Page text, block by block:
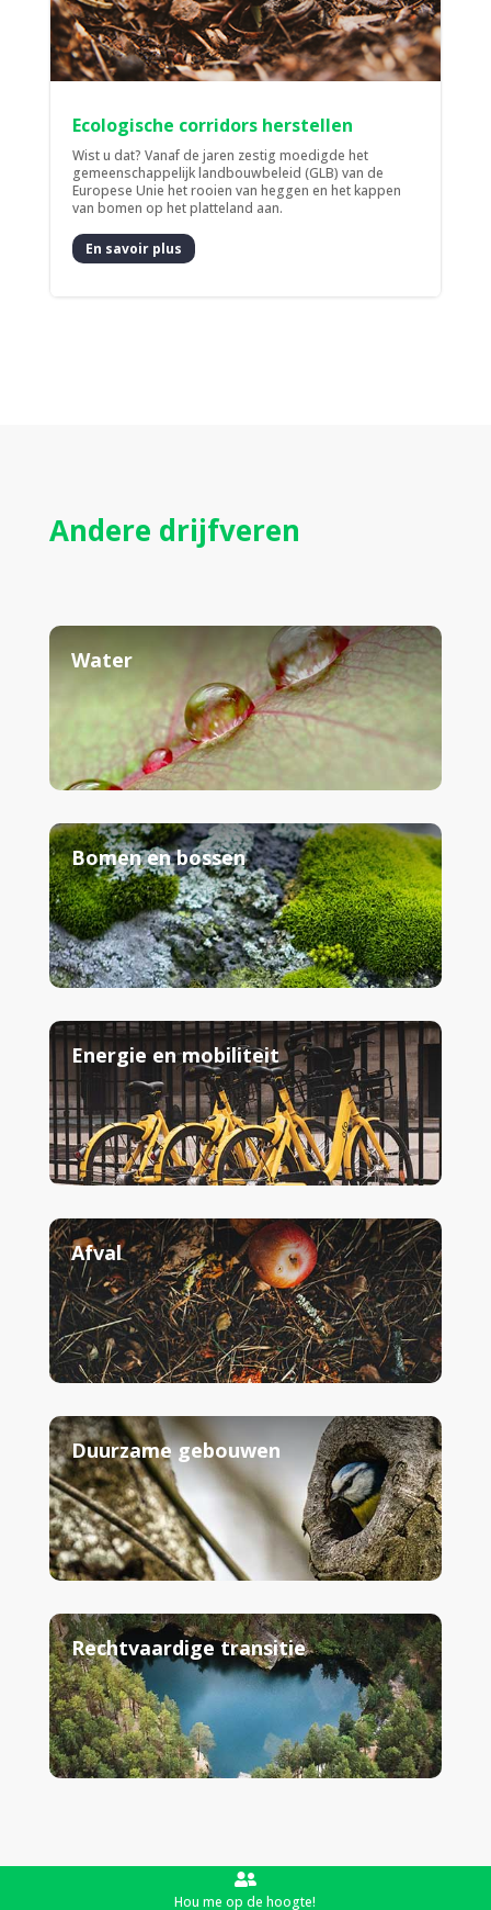
Ecologische corridors herstellen
Wist u dat? Vanaf de jaren zestig moedigde het
gemeenschappelijk landbouwbeleid (GLB) van de
Europese Unie het rooien van heggen en het kappen
van bomen op het platteland aan.
En savoir plus
Andere drijfveren
Water
Bomen en bossen
Energie en mobiliteit
Afval
Duurzame gebouwen
Rechtvaardige transitie

Hou me op de hoogte!